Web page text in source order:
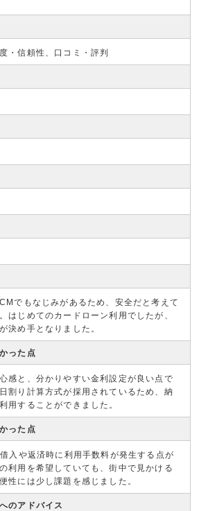
・信頼性、口コミ・評判
でもなじみがあるため、安全だと考えて
はじめてのカードローン利用でしたが、
決め手となりました。
った点
感と、分かりやすい金利設定が良い点で
割り計算方式が採用されているため、納
用することができました。
った点
入や返済時に利用手数料が発生する点が
利用を希望していても、街中で見かける
性には少し課題を感じました。
のアドバイス